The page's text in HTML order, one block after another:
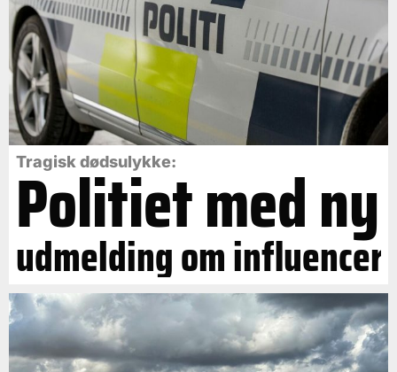
Tragisk dødsulykke:
Politiet med ny
udmelding om influencer